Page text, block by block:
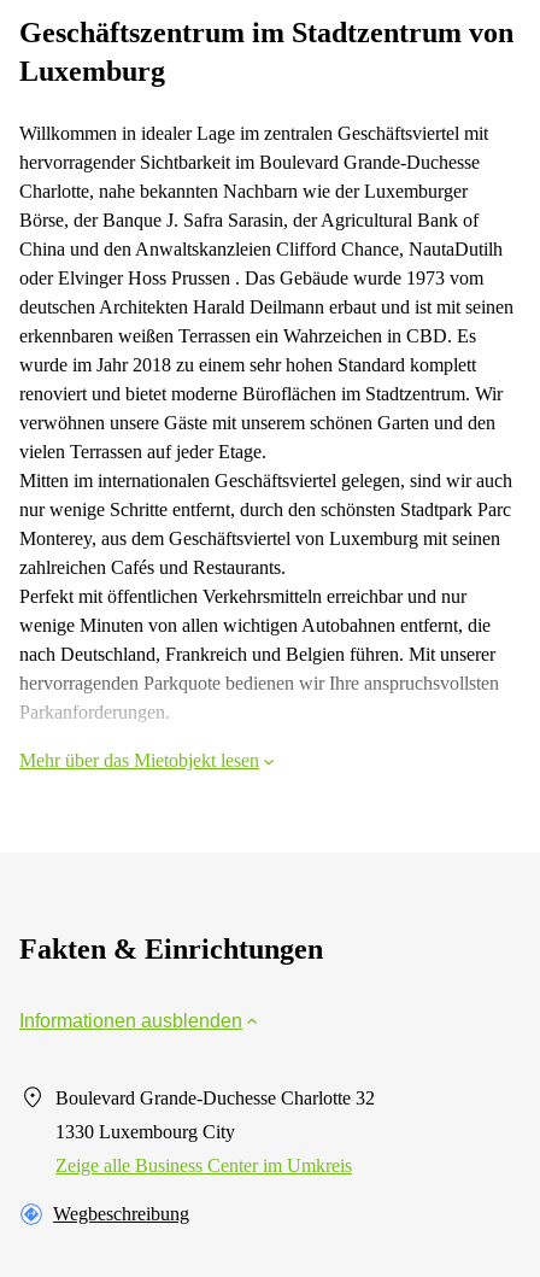
Geschäftszentrum im Stadtzentrum von
Luxemburg
Willkommen in idealer Lage im zentralen Geschäftsviertel mit
hervorragender Sichtbarkeit im Boulevard Grande-Duchesse
Charlotte, nahe bekannten Nachbarn wie der Luxemburger
Börse, der Banque J. Safra Sarasin, der Agricultural Bank of
China und den Anwaltskanzleien Clifford Chance, NautaDutilh
oder Elvinger Hoss Prussen . Das Gebäude wurde 1973 vom
deutschen Architekten Harald Deilmann erbaut und ist mit seinen
erkennbaren weißen Terrassen ein Wahrzeichen in CBD. Es
wurde im Jahr 2018 zu einem sehr hohen Standard komplett
renoviert und bietet moderne Büroflächen im Stadtzentrum. Wir
verwöhnen unsere Gäste mit unserem schönen Garten und den
vielen Terrassen auf jeder Etage.
Mitten im internationalen Geschäftsviertel gelegen, sind wir auch
nur wenige Schritte entfernt, durch den schönsten Stadtpark Parc
Monterey, aus dem Geschäftsviertel von Luxemburg mit seinen
zahlreichen Cafés und Restaurants.
Perfekt mit öffentlichen Verkehrsmitteln erreichbar und nur
wenige Minuten von allen wichtigen Autobahnen entfernt, die
nach Deutschland, Frankreich und Belgien führen. Mit unserer
hervorragenden Parkquote bedienen wir Ihre anspruchsvollsten
Parkanforderungen.
Mehr über das Mietobjekt lesen
Fakten & Einrichtungen
Informationen ausblenden
Boulevard Grande-Duchesse Charlotte 32
1330 Luxembourg City
Zeige alle Business Center im Umkreis
Wegbeschreibung